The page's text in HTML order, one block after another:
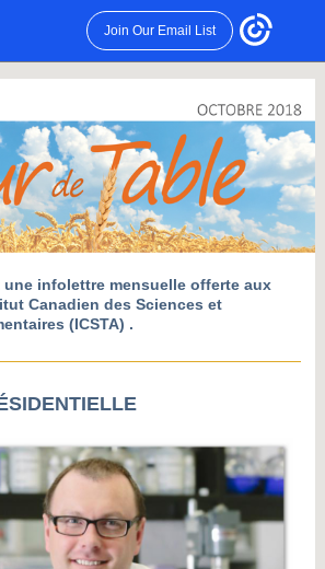
Join Our Email List
une infolettre mensuelle offerte aux
Canadien des Sciences et
(ICSTA) .